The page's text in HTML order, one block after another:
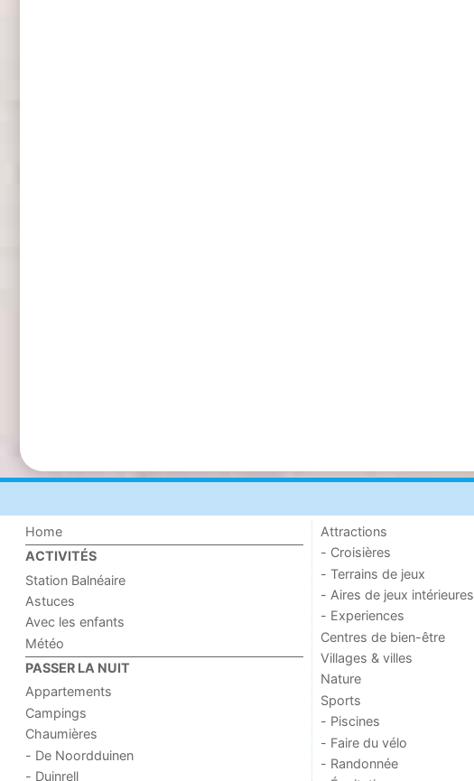
Home
ACTIVITÉS
Station Balnéaire
Astuces
Avec les enfants
Météo
PASSER LA NUIT
Appartements
Campings
Chaumières
- De Noordduinen
- Duinrell
Attractions
- Croisières
- Terrains de jeux
- Aires de jeux intérieures
- Experiences
Centres de bien-être
Villages & villes
Nature
Sports
- Piscines
- Faire du vélo
- Randonnée